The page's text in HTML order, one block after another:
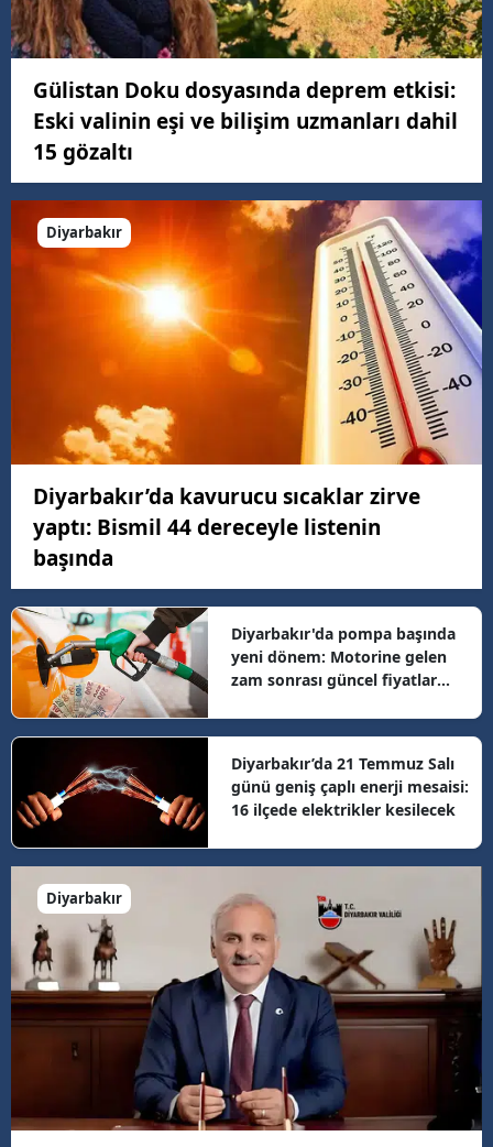
Gülistan Doku dosyasında deprem etkisi:
Eski valinin eşi ve bilişim uzmanları dahil
15 gözaltı
Diyarbakır
Diyarbakır’da kavurucu sıcaklar zirve
yaptı: Bismil 44 dereceyle listenin
başında
Diyarbakır'da pompa başında
yeni dönem: Motorine gelen
zam sonrası güncel fiyatlar
Diyarbakır’da 21 Temmuz Salı
günü geniş çaplı enerji mesaisi:
16 ilçede elektrikler kesilecek
Diyarbakır